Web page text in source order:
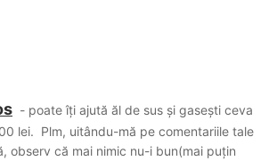
- poate îți ajută ăl de sus și gasești ceva
lei. Plm, uitându-mă pe comentariile tale
observ că mai nimic nu-i bun(mai puțin